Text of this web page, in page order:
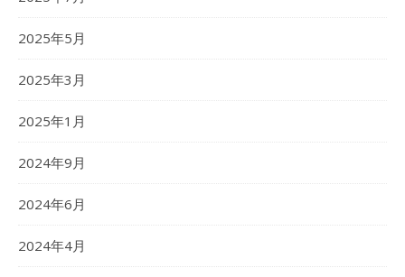
2025年5月
2025年3月
2025年1月
2024年9月
2024年6月
2024年4月